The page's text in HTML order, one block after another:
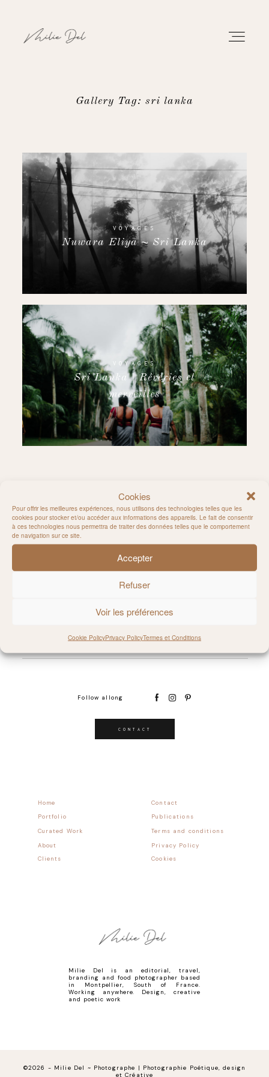
Cookies
Pour offrir les meilleures expériences, nous utilisons des technologies telles que les
cookies pour stocker et/ou accéder aux informations des appareils. Le fait de consentir
à ces technologies nous permettra de traiter des données telles que le comportement
de navigation sur ce site.
Accepter
Refuser
Voir les préférences
Cookie PolicyPrivacy PolicyTermes et Conditions
TRAVAUX
À PROPOS
CONTACT
Gallery Tag: sri lanka
VOYAGES
Nuwara Eliya ~ Sri Lanka
VOYAGES
Sri Lanka | Rêveries et
merveilles
Rejoignez-moi sur Instagram
@MILIE_DEL
Contact
Home
Follow allong
Publications
Portfolio
Milie Del is an editorial, travel,
branding and food photographer based
in Montpellier, South of France.
Working anywhere. Design, creative
and poetic work
Terms and conditions
Curated Work
CONTACT
Privacy Policy
About
Cookies
Clients
©2026 - Milie Del ~ Photographe | Photographie Poétique, design
et Créative